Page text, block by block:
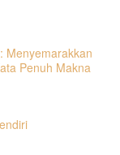
Menyemarakkan
Penuh Makna